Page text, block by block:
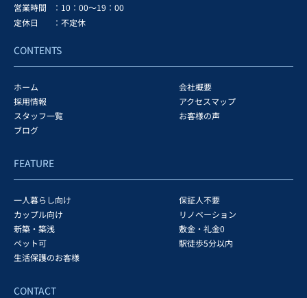
営業時間
：10：00～19：00
定休日
：不定休
CONTENTS
ホーム
会社概要
採用情報
アクセスマップ
スタッフ一覧
お客様の声
ブログ
FEATURE
一人暮らし向け
保証人不要
カップル向け
リノベーション
新築・築浅
敷金・礼金0
ペット可
駅徒歩5分以内
生活保護のお客様
CONTACT